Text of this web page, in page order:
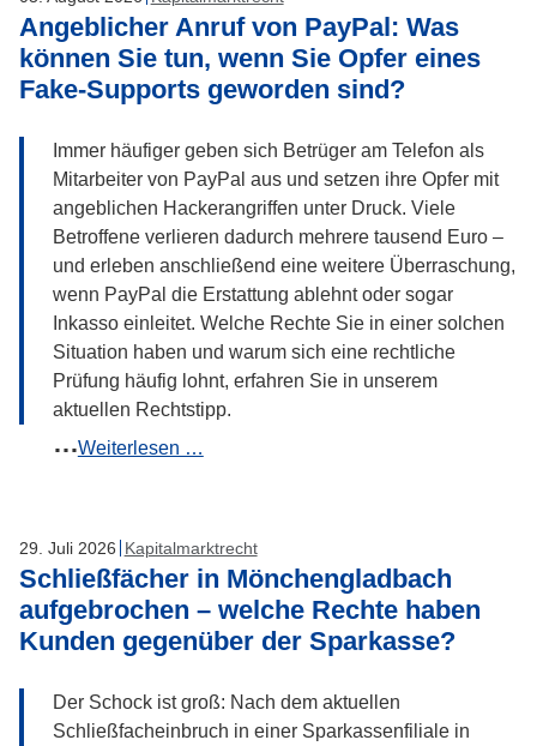
PayPal
zur
Rückerstattung
nach
auf
Konto
Angeblicher Anruf von PayPal: Was
können Sie tun, wenn Sie Opfer eines
Fake-Supports geworden sind?
Immer häufiger geben sich Betrüger am Telefon als
Mitarbeiter von PayPal aus und setzen ihre Opfer mit
angeblichen Hackerangriffen unter Druck. Viele
Betroffene verlieren dadurch mehrere tausend Euro –
und erleben anschließend eine weitere Überraschung,
wenn PayPal die Erstattung ablehnt oder sogar
Inkasso einleitet. Welche Rechte Sie in einer solchen
Situation haben und warum sich eine rechtliche
Prüfung häufig lohnt, erfahren Sie in unserem
aktuellen Rechtstipp.
Weiterlesen …
Was
können
Sie
tun,
Sie
Opfer
29 Juli 2026 Kapitalmarktrecht
Schließfächer in Mönchengladbach
aufgebrochen – welche Rechte haben
Kunden gegenüber der Sparkasse?
Der Schock ist groß: Nach dem aktuellen
Schließfacheinbruch in einer Sparkassenfiliale in